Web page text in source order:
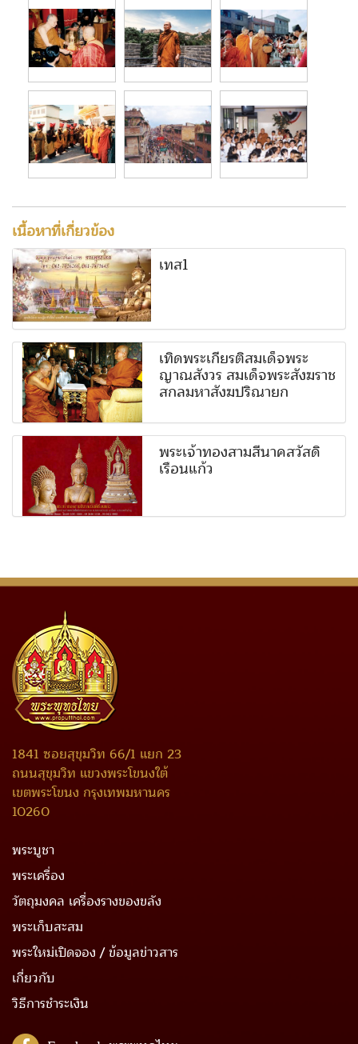
เนื้อหาที่เกี่ยวข้อง
เทส1
เทิดพระเกียรติสมเด็จพระ
ญาณสังวร สมเด็จพระสังฆราช
สกลมหาสังฆปริณายก
พระเจ้าทองสามสีนาคสวัสดิ์
เรือนแก้ว
1841 ซอยสุขุมวิท 66/1 แยก 23
ถนนสุขุมวิท แขวงพระโขนงใต้
เขตพระโขนง กรุงเทพมหานคร
10260
พระบูชา
พระเครื่อง
วัตถุมงคล เครื่องรางของขลัง
พระเก็บสะสม
พระใหม่เปิดจอง / ข้อมูลข่าวสาร
เกี่ยวกับ
วิธีการชำระเงิน